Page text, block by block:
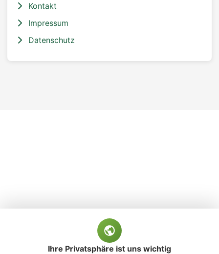
Kontakt
Impressum
Datenschutz
Ihre Privatsphäre ist uns wichtig